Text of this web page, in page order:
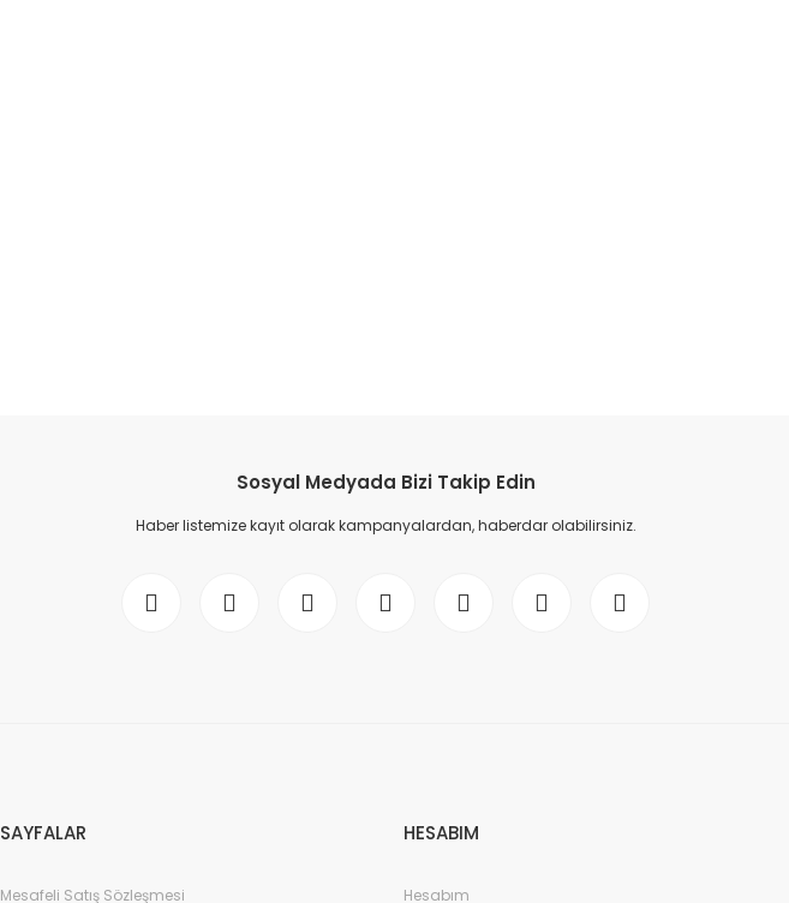
Sosyal Medyada Bizi Takip Edin
Haber listemize kayıt olarak kampanyalardan, haberdar olabilirsiniz.
SAYFALAR
Mesafeli Satış Sözleşmesi
HESABIM
Hesabım